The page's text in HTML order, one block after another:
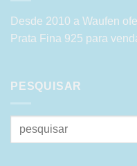
Desde 2010 a Waufen
Prata Fina 925 para
PESQUISAR
Pesquisar
por: